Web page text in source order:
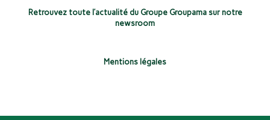
Retrouvez toute l’actualité du Groupe Groupama sur notre
newsroom
Mentions légales